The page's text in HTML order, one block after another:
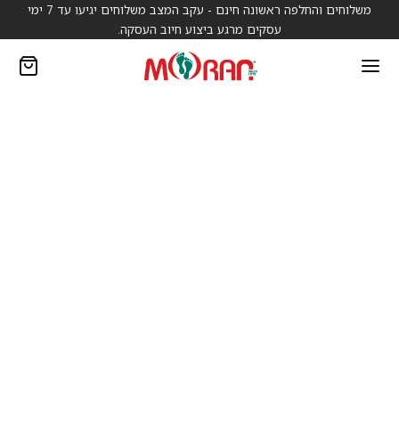
משלוחים והחלפה ראשונה חינם - עקב המצב משלוחים יגיעו עד 7 ימי
עסקים מרגע ביצוע חיוב העסקה.